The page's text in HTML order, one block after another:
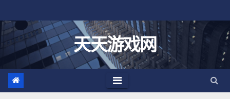
至
天天游戏网